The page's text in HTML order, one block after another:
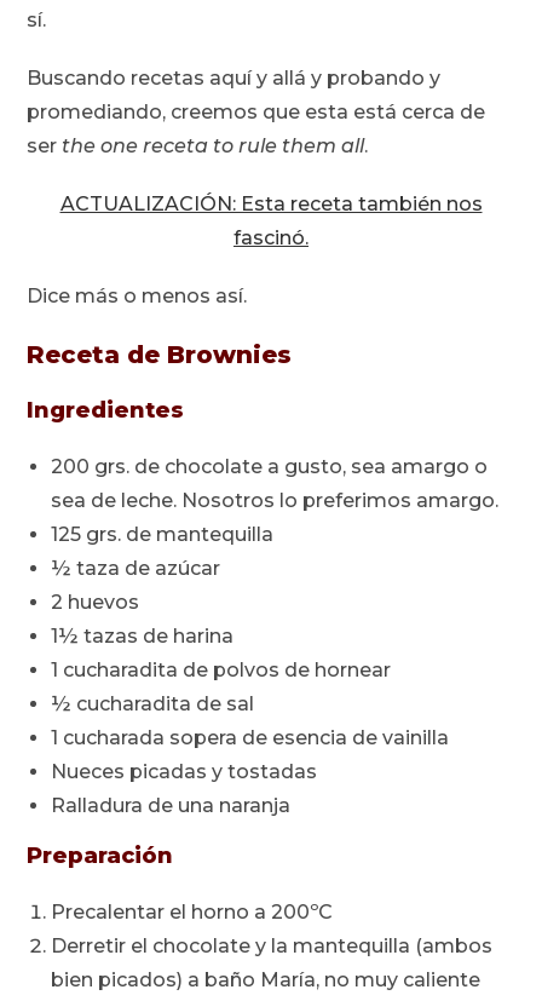
sí.
Buscando recetas aquí y allá y probando y
promediando, creemos que esta está cerca de
ser the one receta to rule them all.
ACTUALIZACIÓN: Esta receta también nos
fascinó.
Dice más o menos así.
Receta de Brownies
Ingredientes
200 grs. de chocolate a gusto, sea amargo o
sea de leche. Nosotros lo preferimos amargo.
125 grs. de mantequilla
½ taza de azúcar
2 huevos
1½ tazas de harina
1 cucharadita de polvos de hornear
½ cucharadita de sal
1 cucharada sopera de esencia de vainilla
Nueces picadas y tostadas
Ralladura de una naranja
Preparación
Precalentar el horno a 200ºC
Derretir el chocolate y la mantequilla (ambos
bien picados) a baño María, no muy caliente